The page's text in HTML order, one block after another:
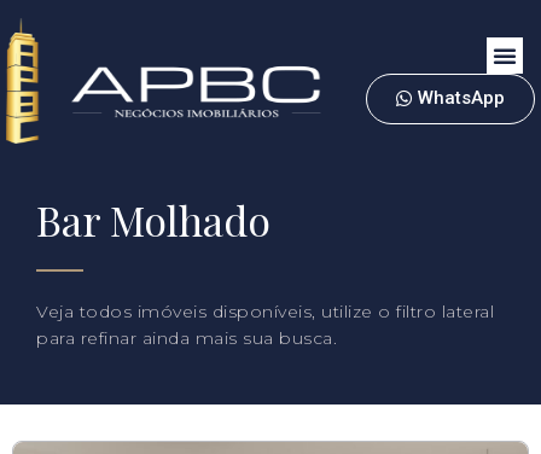
WhatsApp
Bar Molhado
Veja todos imóveis disponíveis, utilize o filtro lateral
para refinar ainda mais sua busca.